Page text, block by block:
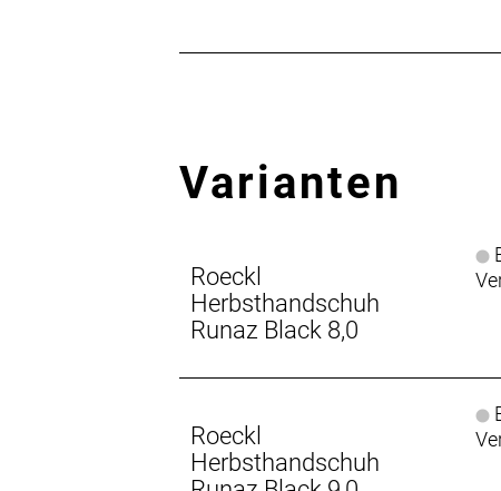
Varianten
Roeckl
Herbsthandschuh
Runaz Black 8,0
Roeckl
Herbsthandschuh